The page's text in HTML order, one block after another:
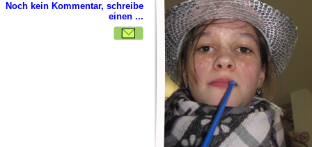
Noch kein Kommentar, schreibe
einen ...